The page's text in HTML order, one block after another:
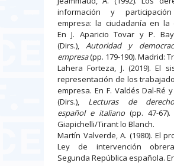
información y
empresa: la ciudadanía en la
En J. Aparicio Tovar y P.
(Dirs.), Autoridad y
empresa(pp. 179-190). Madrid:
Lahera Forteza, J. (2019). El
representación de los
empresa. En F. Valdés Dal-Ré
(Dirs.), Lecturas de
español e italiano(pp. 47-67).
Giapichelli/Tirant lo Blanch.
Martín Valverde, A. (1980). El
Ley de intervención
Segunda República española.